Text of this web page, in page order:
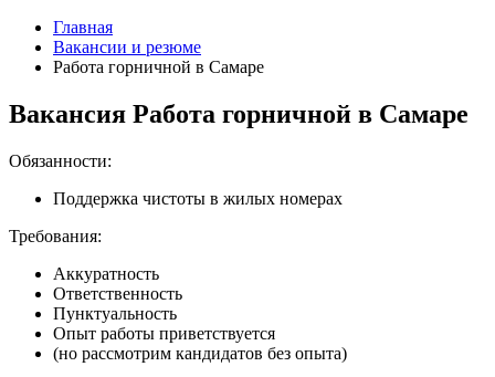
Главная
Вакансии и резюме
Работа горничной в Самаре
Вакансия Работа горничной в Самаре
Обязанности:
Поддержка чистоты в жилых номерах
Требования:
Аккуратность
Ответственность
Пунктуальность
Опыт работы приветствуется
(но рассмотрим кандидатов без опыта)